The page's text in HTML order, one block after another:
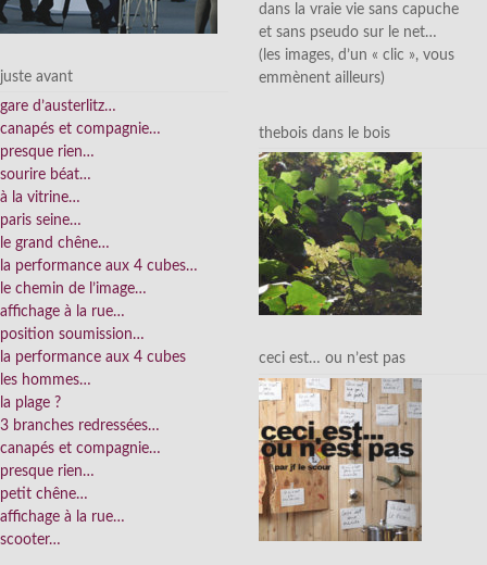
juste avant
gare d’austerlitz…
canapés et compagnie…
presque rien…
sourire béat…
à la vitrine…
paris seine…
le grand chêne…
la performance aux 4 cubes…
le chemin de l’image…
affichage à la rue…
position soumission…
la performance aux 4 cubes
les hommes…
la plage ?
3 branches redressées…
canapés et compagnie…
presque rien…
petit chêne…
affichage à la rue…
scooter…
dans la vraie vie sans capuche
et sans pseudo sur le net…
(les images, d’un « clic », vous
emmènent ailleurs)
thebois dans le bois
ceci est… ou n’est pas